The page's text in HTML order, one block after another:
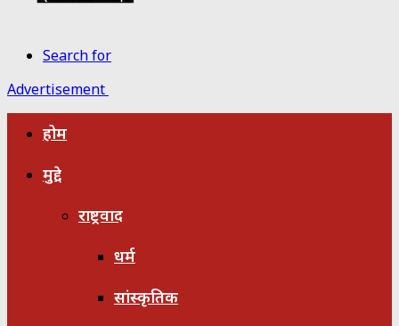
Search for
Advertisement
होम
मुद्दे
राष्ट्रवाद
धर्म
सांस्कृतिक